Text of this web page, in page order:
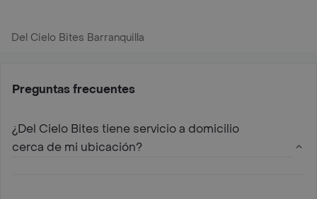
Del Cielo Bites Barranquilla
Preguntas frecuentes
¿Del Cielo Bites tiene servicio a domicilio
cerca de mi ubicación?